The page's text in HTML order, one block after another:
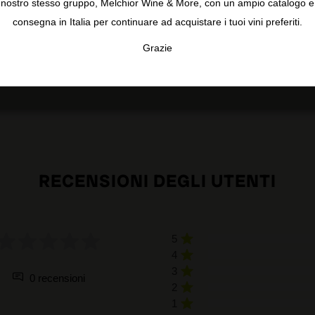
RECENSIONI DEGLI UTENTI
0 recensioni
nostro stesso gruppo, Melchior Wine & More, con un ampio catalogo e
consegna in Italia per continuare ad acquistare i tuoi vini preferiti.
Grazie